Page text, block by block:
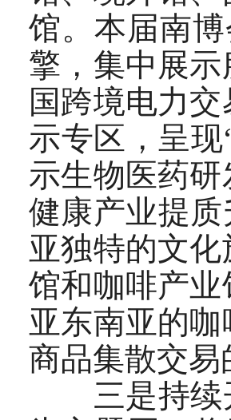
馆。本届南
擎，集中展
国跨境电力
示专区，呈
示生物医药
健康产业提
亚独特的文
馆和咖啡产
亚东南亚的
商品集散交
三是持续开